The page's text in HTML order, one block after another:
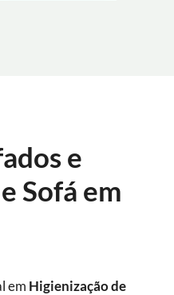
e
Sofá em
em Higienização de